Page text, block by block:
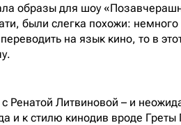
образы для шоу
были слегка похожи:
на язык кино, то в
Ренатой Литвиновой – и
и к стилю кинодив вроде